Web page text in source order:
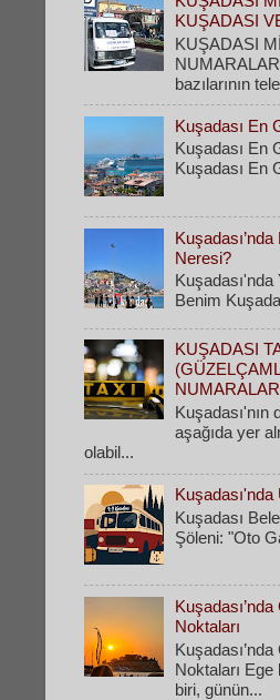
KUŞADASI
KUŞADASI
bazılarının
Kuşadası En
Kuşadası En
Kuşadası En
Neresi?
Benim
KUŞADASI
Kuşadası'nın
aşağıda yer
olabil...
Kuşadası
Şöleni: "Oto
Noktaları
Noktaları Ege
biri, günün...